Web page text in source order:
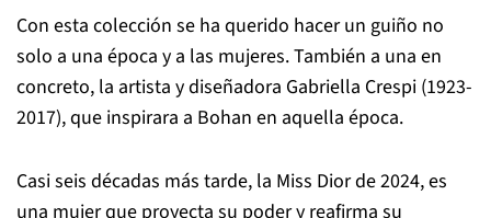
Con esta colección se ha querido hacer un guiño no
solo a una época y a las mujeres. También a una en
concreto, la artista y diseñadora Gabriella Crespi (1923-
2017), que inspirara a Bohan en aquella época.
Casi seis décadas más tarde, la Miss Dior de 2024, es
una mujer que proyecta su poder y reafirma su